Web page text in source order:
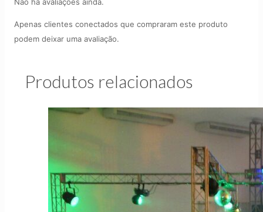
Não há avaliações ainda.
Apenas clientes conectados que compraram este produto
podem deixar uma avaliação.
Produtos relacionados